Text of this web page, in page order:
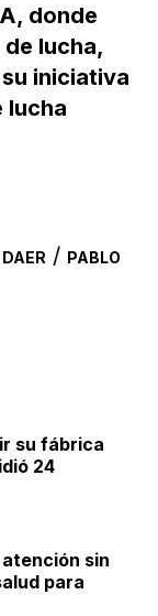
donde
lucha,
iniciativa
lucha
/ PABLO
su fábrica
24
sin
para